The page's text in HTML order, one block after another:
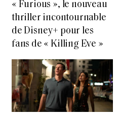
« Furious », le nouveau
thriller incontournable
de Disney+ pour les
fans de « Killing Eve »